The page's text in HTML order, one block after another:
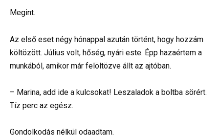
Megint.
Az első eset négy hónappal azután történt, hogy hozzám
költözött. Július volt, hőség, nyári este. Épp hazaértem a
munkából, amikor már felöltözve állt az ajtóban.
– Marina, add ide a kulcsokat! Leszaladok a boltba sörért.
Tíz perc az egész.
Gondolkodás nélkül odaadtam.